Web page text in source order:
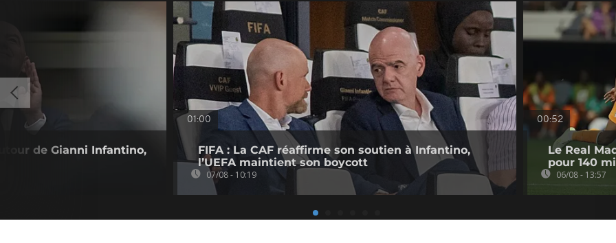
de Gianni Infantino,
01:00
FIFA : La CAF réaffirme son soutien à Infantino,
l’UEFA maintient son boycott
07/08 - 10:19
00:52
Le Real
pour 140
06/08 - 13:57